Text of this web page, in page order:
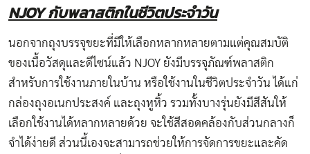
NJOY กับพลาสติกในชีวิตประจำวัน
นอกจากถุงบรรจุขยะที่มีให้เลือกหลากหลายตามแต่คุณสมบัติ
ของเนื้อวัสดุและดีไซน์แล้ว NJOY ยังมีบรรจุภัณฑ์พลาสติก
สำหรับการใช้งานภายในบ้าน หรือใช้งานในชีวิตประจำวัน ได้แก่
กล่องถุงอเนกประสงค์ และถุงหูหิ้ว รวมทั้งบางรุ่นยังมีสีสันให้
เลือกใช้งานได้หลากหลายด้วย จะใช้สีสอดคล้องกับส่วนกลางก็
จำได้ง่ายดี ส่วนนี้เองจะสามารถช่วยให้การจัดการขยะและคัด